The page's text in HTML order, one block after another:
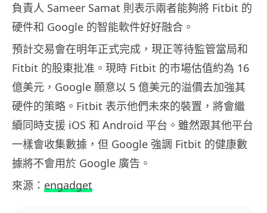
負責人 Sameer Samat 則表示兩者能夠將 Fitbit 的
硬件和 Google 的智能軟件好好融合。
預計交易會在明年正式完成，現正等待監管當局和
Fitbit 的股東批准。現時 Fitbit 的市場估值約為 16
億美元，Google 願意以 5 億美元的溢價去加強其
硬件的策略。Fitbit 表示他們未來的裝置，將會繼
續同時支援 iOS 和 Android 平台。雖然跟其他平台
一樣會收集數據，但 Google 強調 Fitbit 的健康數
據將不會用於 Google 廣告。
來源： engadget